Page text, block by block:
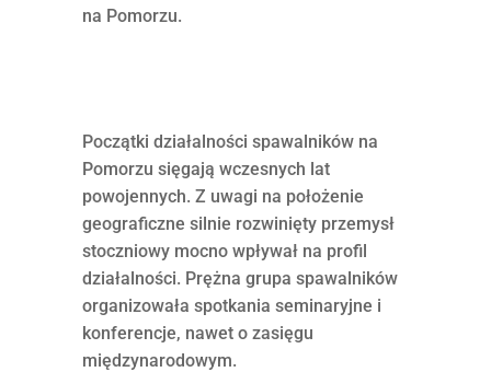
na Pomorzu.
Początki działalności spawalników na
Pomorzu sięgają wczesnych lat
powojennych. Z uwagi na położenie
geograficzne silnie rozwinięty przemysł
stoczniowy mocno wpływał na profil
działalności. Prężna grupa spawalników
organizowała spotkania seminaryjne i
konferencje, nawet o zasięgu
międzynarodowym.